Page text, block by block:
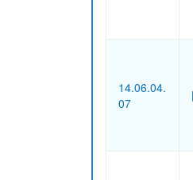
14.06.04.
07